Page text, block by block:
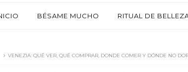
BÉSAME MUCHO RITUAL DE
VENEZIA: QUÉ VER, QUÉ COMPRAR, DONDE COMER Y DÓNDE NO